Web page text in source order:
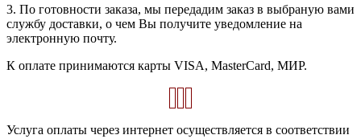
3. По готовности заказа, мы передадим заказ в выбраную вами
службу доставки, о чем Вы получите уведомление на
электронную почту.
К оплате принимаются карты VISA, MasterCard, МИР.
Услуга оплаты через интернет осуществляется в соответствии